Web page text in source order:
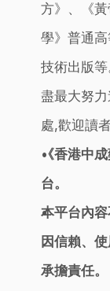
方》、《
學》普通
技術出版
盡最大努
處,歡迎讀
《香港中
台。
本平台內
因信賴、
承擔責任。